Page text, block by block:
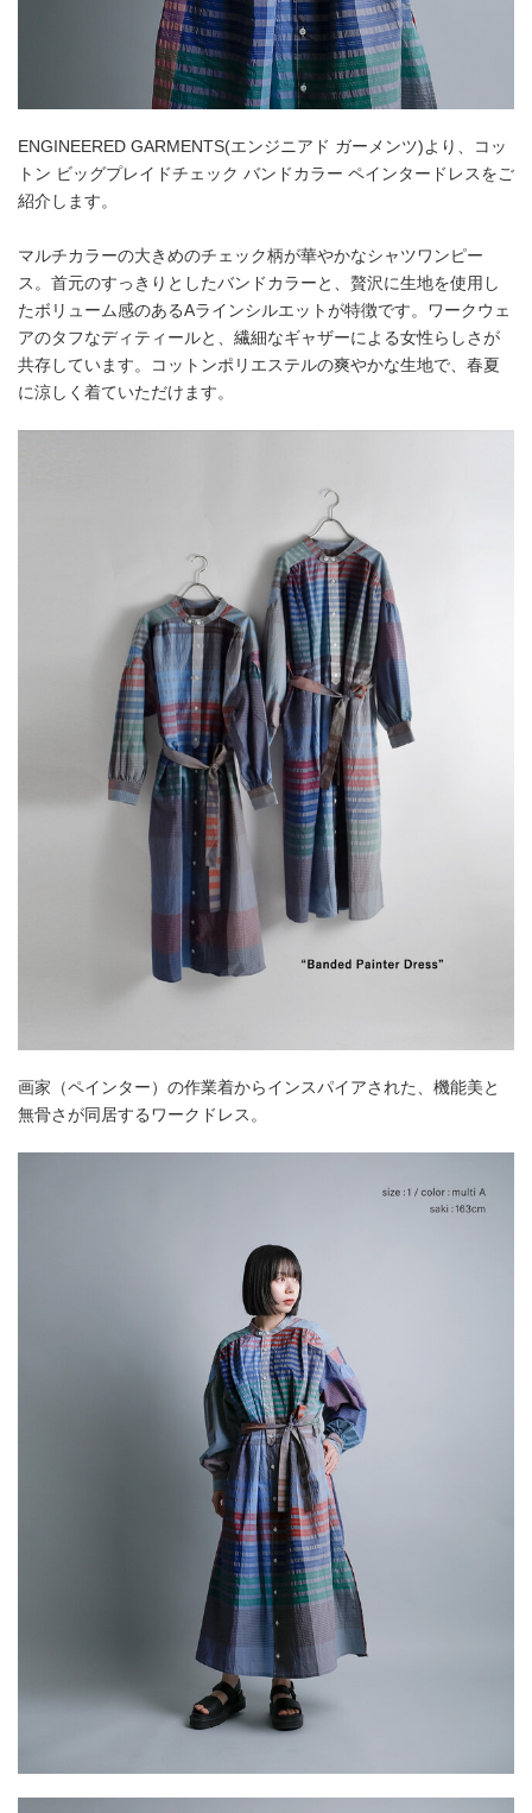
ENGINEERED GARMENTS(エンジニアド ガーメンツ)より、コッ
トン ビッグプレイドチェック バンドカラー ペインタードレスをご
紹介します。
マルチカラーの大きめのチェック柄が華やかなシャツワンピー
ス。首元のすっきりとしたバンドカラーと、贅沢に生地を使用し
たボリューム感のあるAラインシルエットが特徴です。ワークウェ
アのタフなディティールと、繊細なギャザーによる女性らしさが
共存しています。コットンポリエステルの爽やかな生地で、春夏
に涼しく着ていただけます。
画家（ペインター）の作業着からインスパイアされた、機能美と
無骨さが同居するワークドレス。